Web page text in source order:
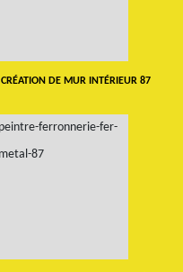
CRÉATION DE MUR INTÉRIEUR 87